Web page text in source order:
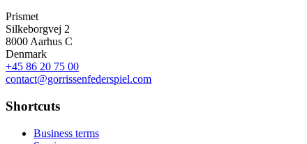
Prismet
Silkeborgvej 2
8000 Aarhus C
Denmark
+45 86 20 75 00
contact@gorrissenfederspiel.com
Shortcuts
Business terms